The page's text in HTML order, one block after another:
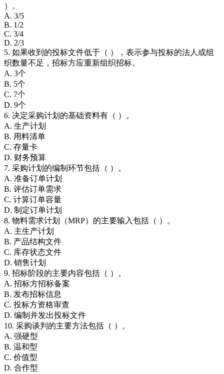
）。
A. 3/5
B. 1/2
C. 3/4
D. 2/3
5. 如果收到的投标文件低于（ ），表示参与投标的法人或组
织数量不足，招标方应重新组织招标。
A. 3个
B. 5个
C. 7个
D. 9个
6. 决定采购计划的基础资料有（ ）。
A. 生产计划
B. 用料清单
C. 存量卡
D. 财务预算
7. 采购计划的编制环节包括（ ）。
A. 准备订单计划
B. 评估订单需求
C. 计算订单容量
D. 制定订单计划
8. 物料需求计划（MRP）的主要输入包括（ ）。
A. 主生产计划
B. 产品结构文件
C. 库存状态文件
D. 销售计划
9. 招标阶段的主要内容包括（ ）。
A. 招标方招标备案
B. 发布招标信息
C. 投标方资格审查
D. 编制并发出投标文件
10. 采购谈判的主要方法包括（ ）。
A. 强硬型
B. 温和型
C. 价值型
D. 合作型